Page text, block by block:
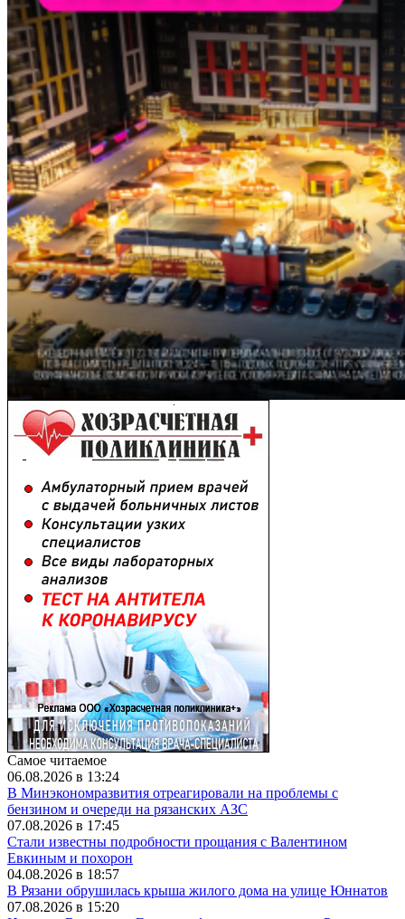
Самое читаемое
06.08.2026 в 13:24
В Минэкономразвития отреагировали на проблемы с
бензином и очереди на рязанских АЗС
07.08.2026 в 17:45
Стали известны подробности прощания с Валентином
Евкиным и похорон
04.08.2026 в 18:57
В Рязани обрушилась крыша жилого дома на улице Юннатов
07.08.2026 в 15:20